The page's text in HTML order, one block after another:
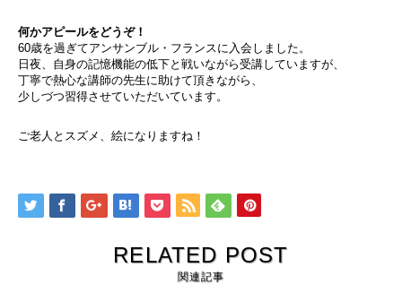
何かアピールをどうぞ！
60歳を過ぎてアンサンブル・フランスに入会しました。
日夜、自身の記憶機能の低下と戦いながら受講していますが、
丁寧で熱心な講師の先生に助けて頂きながら、
少しづつ習得させていただいています。
ご老人とスズメ、絵になりますね！
RELATED POST
関連記事